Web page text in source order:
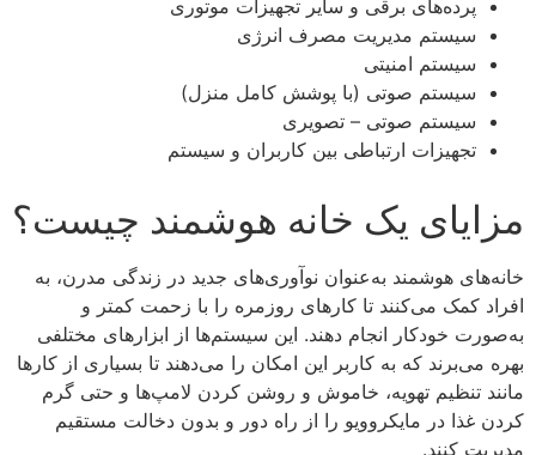
پرده‌های برقی و سایر تجهیزات موتوری
سیستم مدیریت مصرف انرژی
سیستم امنیتی
سیستم صوتی (با پوشش کامل منزل)
سیستم صوتی – تصویری
تجهیزات ارتباطی بین کاربران و سیستم
مزایای یک خانه هوشمند چیست؟
خانه‌های هوشمند به‌عنوان نوآوری‌های جدید در زندگی مدرن، به
افراد کمک می‌کنند تا کارهای روزمره را با زحمت کمتر و
به‌صورت خودکار انجام دهند. این سیستم‌ها از ابزارهای مختلفی
بهره می‌برند که به کاربر این امکان را می‌دهند تا بسیاری از کارها
مانند تنظیم تهویه، خاموش و روشن کردن لامپ‌ها و حتی گرم
کردن غذا در مایکروویو را از راه دور و بدون دخالت مستقیم
مدیریت کنند.